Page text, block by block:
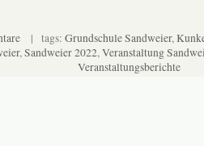
| tags: Grundschule Sandweier,
,Sandweier 2022,Veranstaltung
Veranstaltungsberichte